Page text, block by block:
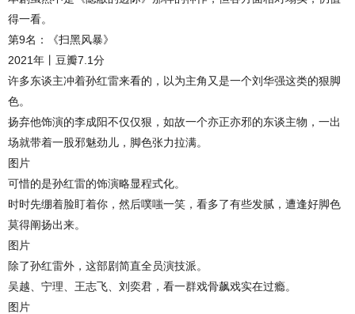
得一看。
第9名：《扫黑风暴》
2021年丨豆瓣7.1分
许多东谈主冲着孙红雷来看的，以为主角又是一个刘华强这类的狠脚
色。
扬弃他饰演的李成阳不仅仅狠，如故一个亦正亦邪的东谈主物，一出
场就带着一股邪魅劲儿，脚色张力拉满。
图片
可惜的是孙红雷的饰演略显程式化。
时时先绷着脸盯着你，然后噗嗤一笑，看多了有些发腻，遭逢好脚色
莫得阐扬出来。
图片
除了孙红雷外，这部剧简直全员演技派。
吴越、宁理、王志飞、刘奕君，看一群戏骨飙戏实在过瘾。
图片